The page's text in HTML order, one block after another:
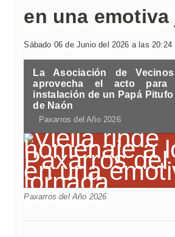
en una
Sábado 06 de Junio del 2026 a las 20:24
La Asociación de
aprovecha el acto para
instalación de un Papá
de Naón
Paxarros del Año 2026
Paxarros del Año 2026